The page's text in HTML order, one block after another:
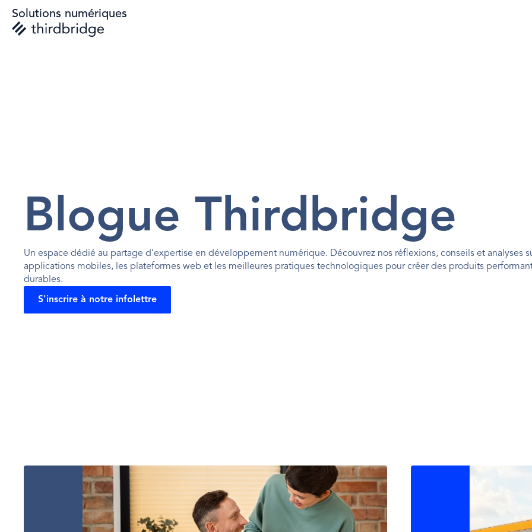
Solutions numériques
Blogue Thirdbridge
Un espace dédié au partage d’expertise en développement numérique. Découvrez nos réflexions, conseils et analyses
applications mobiles, les plateformes web et les meilleures pratiques technologiques pour créer des produits
durables.
S'inscrire à notre infolettre